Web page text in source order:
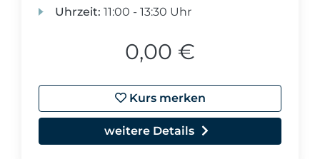
Uhrzeit: 11:00 - 13:30 Uhr
0,00 €
Kurs merken
weitere Details